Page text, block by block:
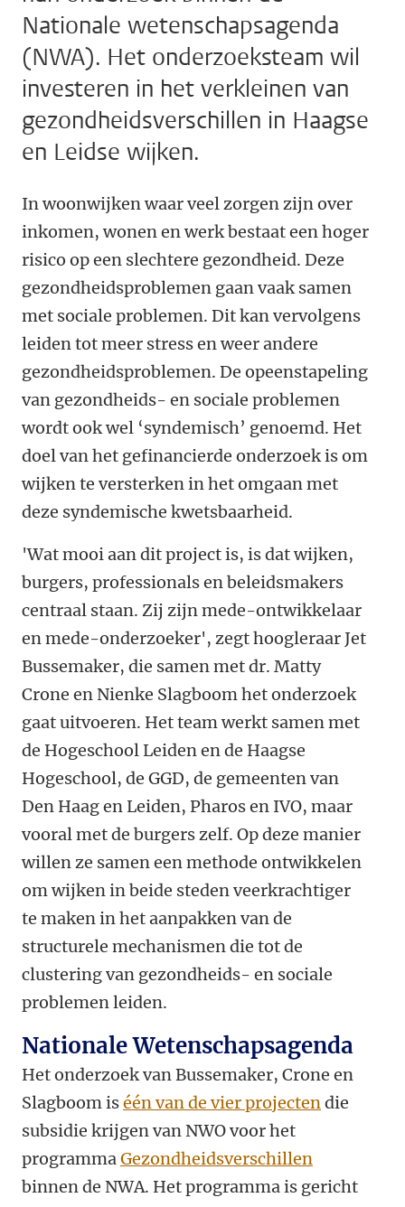
Nationale wetenschapsagenda
(NWA). Het onderzoeksteam wil
investeren in het verkleinen van
gezondheidsverschillen in Haagse
en Leidse wijken.
In woonwijken waar veel zorgen zijn over
inkomen, wonen en werk bestaat een hoger
risico op een slechtere gezondheid. Deze
gezondheidsproblemen gaan vaak samen
met sociale problemen. Dit kan vervolgens
leiden tot meer stress en weer andere
gezondheidsproblemen. De opeenstapeling
van gezondheids- en sociale problemen
wordt ook wel ‘syndemisch’ genoemd. Het
doel van het gefinancierde onderzoek is om
wijken te versterken in het omgaan met
deze syndemische kwetsbaarheid.
'Wat mooi aan dit project is, is dat wijken,
burgers, professionals en beleidsmakers
centraal staan. Zij zijn mede-ontwikkelaar
en mede-onderzoeker', zegt hoogleraar Jet
Bussemaker, die samen met dr. Matty
Crone en Nienke Slagboom het onderzoek
gaat uitvoeren. Het team werkt samen met
de Hogeschool Leiden en de Haagse
Hogeschool, de GGD, de gemeenten van
Den Haag en Leiden, Pharos en IVO, maar
vooral met de burgers zelf. Op deze manier
willen ze samen een methode ontwikkelen
om wijken in beide steden veerkrachtiger
te maken in het aanpakken van de
structurele mechanismen die tot de
clustering van gezondheids- en sociale
problemen leiden.
Nationale Wetenschapsagenda
Het onderzoek van Bussemaker, Crone en
Slagboom iséén van de vier projectendie
subsidie krijgen van NWO voor het
programmaGezondheidsverschillen
binnen de NWA. Het programma is gericht